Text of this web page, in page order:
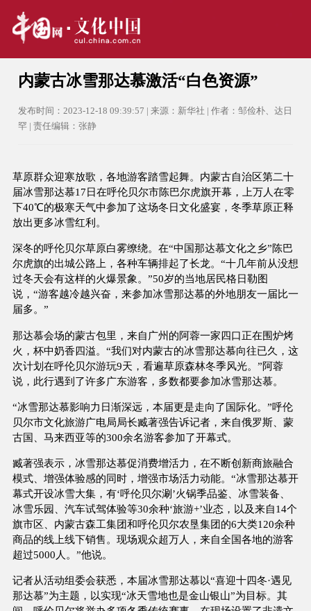
内蒙古冰雪那达慕激活“白色资源”
发布时间：2023-12-18 09:39:57 | 来源：新华社 | 作者：邹俭朴、达日
罕 | 责任编辑：张静
草原群众迎寒放歌，各地游客踏雪起舞。内蒙古自治区第二十
届冰雪那达慕17日在呼伦贝尔市陈巴尔虎旗开幕，上万人在零
下40℃的极寒天气中参加了这场冬日文化盛宴，冬季草原正释
放出更多冰雪红利。
深冬的呼伦贝尔草原白雾缭绕。在“中国那达慕文化之乡”陈巴
尔虎旗的出城公路上，各种车辆排起了长龙。“十几年前从没想
过冬天会有这样的火爆景象。”50岁的当地居民格日勒图
说，“游客越冷越兴奋，来参加冰雪那达慕的外地朋友一届比一
届多。”
那达慕会场的蒙古包里，来自广州的阿蓉一家四口正在围炉烤
火，杯中奶香四溢。“我们对内蒙古的冰雪那达慕向往已久，这
次计划在呼伦贝尔游玩9天，看遍草原森林冬季风光。”阿蓉
说，此行遇到了许多广东游客，多数都要参加冰雪那达慕。
“冰雪那达慕影响力日渐深远，本届更是走向了国际化。”呼伦
贝尔市文化旅游广电局局长臧著强告诉记者，来自俄罗斯、蒙
古国、马来西亚等的300余名游客参加了开幕式。
臧著强表示，冰雪那达慕促消费增活力，在不断创新商旅融合
模式、增强体验感的同时，增强市场活力动能。“冰雪那达慕开
幕式开设冰雪大集，有‘呼伦贝尔涮’火锅季品鉴、冰雪装备、
冰雪乐园、汽车试驾体验等30余种‘旅游+’业态，以及来自14个
旗市区、内蒙古森工集团和呼伦贝尔农垦集团的6大类120余种
商品的线上线下销售。现场观众超万人，来自全国各地的游客
超过5000人。”他说。
记者从活动组委会获悉，本届冰雪那达慕以“喜迎十四冬·遇见
那达慕”为主题，以实现“冰天雪地也是金山银山”为目标。其